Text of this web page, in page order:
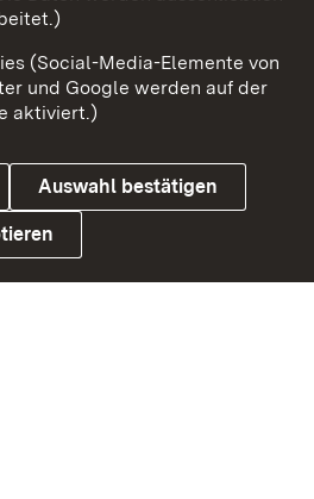
Barrierefreiheit
Cookies
(Social-Media-Elemente von
und Google werden auf der
aktiviert.)
Auswahl bestätigen